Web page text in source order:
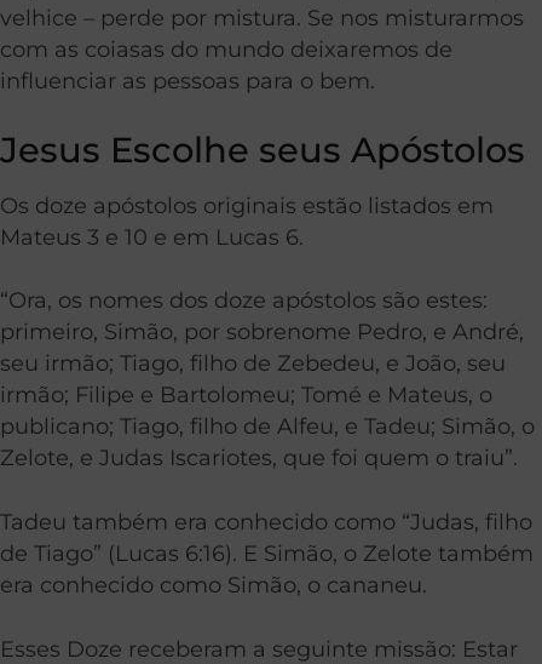
velhice – perde por mistura. Se nos misturarmos
com as coiasas do mundo deixaremos de
influenciar as pessoas para o bem.
Jesus Escolhe seus Apóstolos
Os doze apóstolos originais estão listados em
Mateus 3 e 10 e em Lucas 6.
“Ora, os nomes dos doze apóstolos são estes:
primeiro, Simão, por sobrenome Pedro, e André,
seu irmão; Tiago, filho de Zebedeu, e João, seu
irmão; Filipe e Bartolomeu; Tomé e Mateus, o
publicano; Tiago, filho de Alfeu, e Tadeu; Simão, o
Zelote, e Judas Iscariotes, que foi quem o traiu”.
Tadeu também era conhecido como “Judas, filho
de Tiago” (Lucas 6:16). E Simão, o Zelote também
era conhecido como Simão, o cananeu.
Esses Doze receberam a seguinte missão: Estar